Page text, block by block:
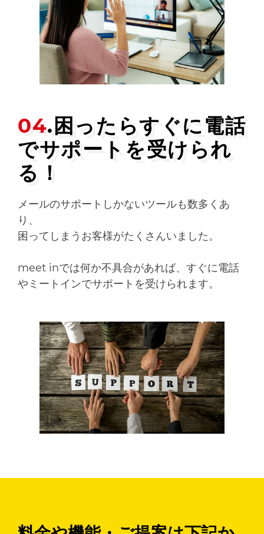
04.困ったらすぐに電話
でサポートを受けられ
る！
メールのサポートしかないツールも数多くあ
り、
困ってしまうお客様がたくさんいました。
meet inでは何か不具合があれば、すぐに電話
やミートインでサポートを受けられます。